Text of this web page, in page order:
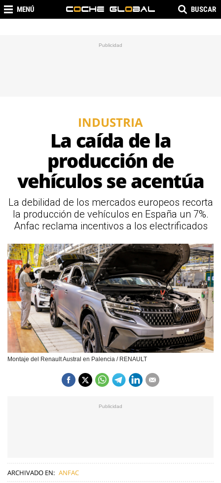
MENÚ BUSCAR
INDUSTRIA
La caída de la
producción de
vehículos se acentúa
La debilidad de los mercados europeos recorta
la producción de vehículos en España un 7%.
Anfac reclama incentivos a los electrificados
Montaje del Renault Austral en Palencia / RENAULT
ARCHIVADO EN: ANFAC